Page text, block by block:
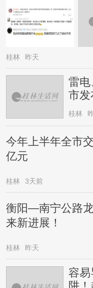
桂林 昨天
雷
市发
桂林
今年上半年全市
亿元
桂林 3天前
衡阳—南宁公路
来新进展！
桂林 昨天
容